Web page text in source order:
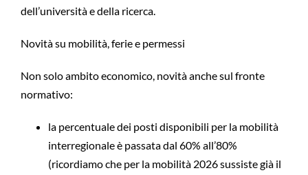
dell’università e della ricerca.
Novità su mobilità, ferie e permessi
Non solo ambito economico, novità anche sul fronte
normativo:
la percentuale dei posti disponibili per la mobilità
interregionale è passata dal 60% all’80%
(ricordiamo che per la mobilità 2026 sussiste già il